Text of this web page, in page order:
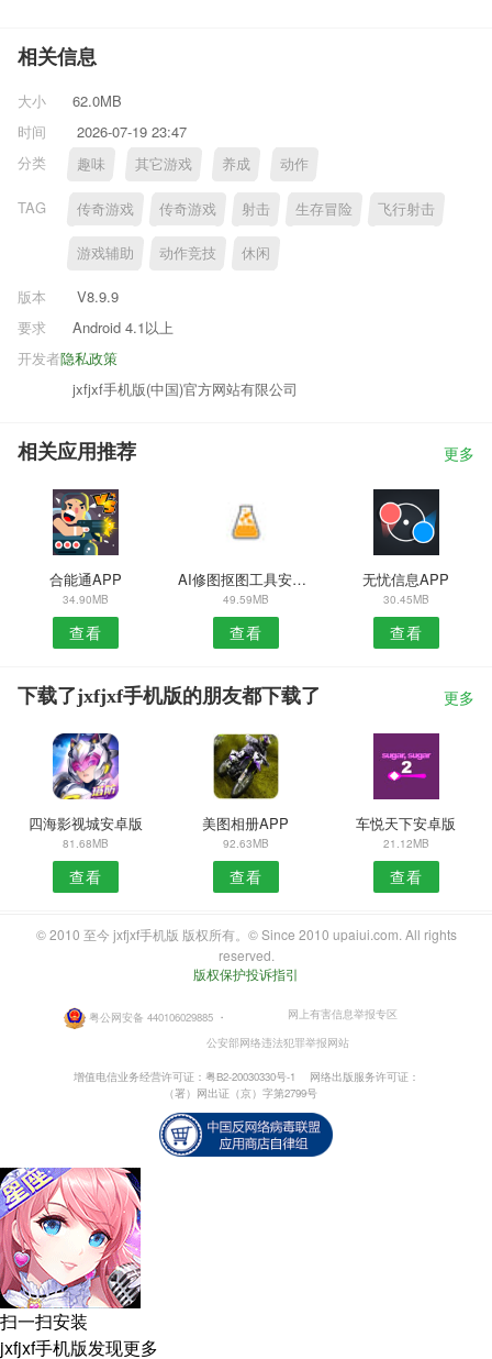
相关信息
大小
62.0MB
时间
2026-07-19 23:47
分类
趣味 其它游戏 养成 动作
TAG 传奇游戏 传奇游戏 射击 生存冒险 飞行射击
游戏辅助 动作竞技 休闲
版本
V8.9.9
要求
Android 4.1以上
隐私政策
开发者
jxfjxf手机版(中国)官方网站有限公司
相关应用推荐 更多
合能通APP
34.90MB
查看
AI修图抠图工具安卓版
49.59MB
查看
无忧信息APP
30.45MB
查看
下载了jxfjxf手机版的朋友都下载了 更多
四海影视城安卓版
81.68MB
查看
美图相册APP
92.63MB
查看
车悦天下安卓版
21.12MB
查看
© 2010 至今 jxfjxf手机版 版权所有。© Since 2010 upaiui.com. All rights
reserved.
版权保护投诉指引
粤公网安备 440106029885 ・
网上有害信息举报专区
公安部网络违法犯罪举报网站
增值电信业务经营许可证：粤B2-20030330号-1
网络出版服务许可证：
（署）网出证（京）字第2799号
扫一扫安装
jxfjxf手机版发现更多